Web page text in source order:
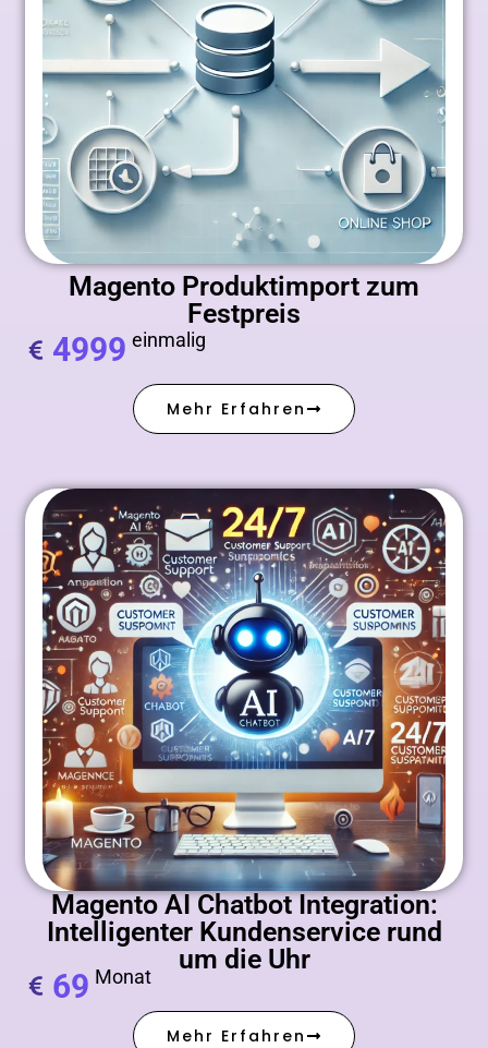
Magento Produktimport zum
Festpreis
4999 einmalig
Mehr Erfahren
Magento AI Chatbot Integration:
Intelligenter Kundenservice rund
um die Uhr
69 Monat
Mehr Erfahren